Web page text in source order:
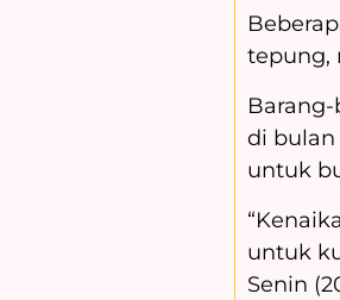
tepung,
di bulan
untuk
untuk
Senin